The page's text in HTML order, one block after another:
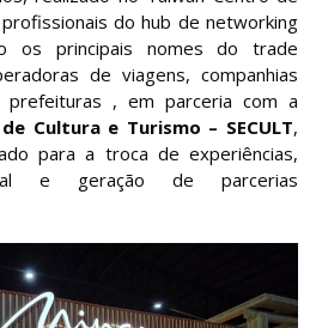
do hub de networking
os principais nomes do trade
de viagens, companhias
prefeituras , em parceria com a
Cultura e Turismo – SECULT,
para a troca de experiências,
e geração de parcerias